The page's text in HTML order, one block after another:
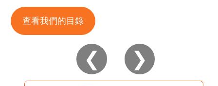
查看我們的目錄
❮ ❯